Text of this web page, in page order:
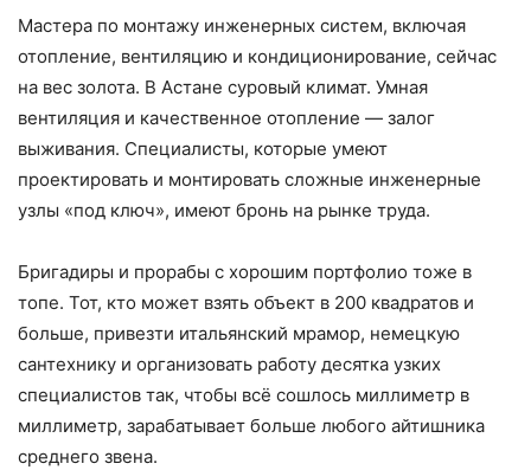
Мастера по монтажу инженерных систем, включая
отопление, вентиляцию и кондиционирование, сейчас
на вес золота. В Астане суровый климат. Умная
вентиляция и качественное отопление — залог
выживания. Специалисты, которые умеют
проектировать и монтировать сложные инженерные
узлы «под ключ», имеют бронь на рынке труда.
Бригадиры и прорабы с хорошим портфолио тоже в
топе. Тот, кто может взять объект в 200 квадратов и
больше, привезти итальянский мрамор, немецкую
сантехнику и организовать работу десятка узких
специалистов так, чтобы всё сошлось миллиметр в
миллиметр, зарабатывает больше любого айтишника
среднего звена.